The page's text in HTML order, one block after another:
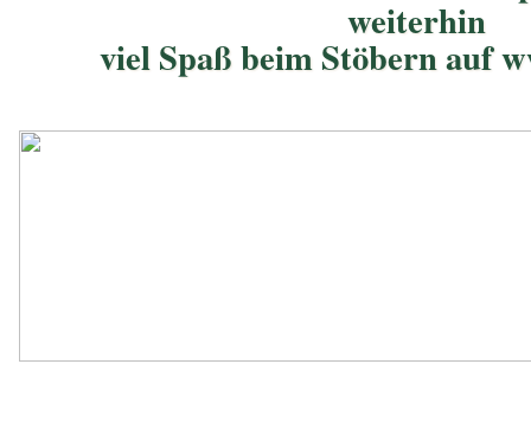
weiterhin
viel Spaß beim Stöbern auf